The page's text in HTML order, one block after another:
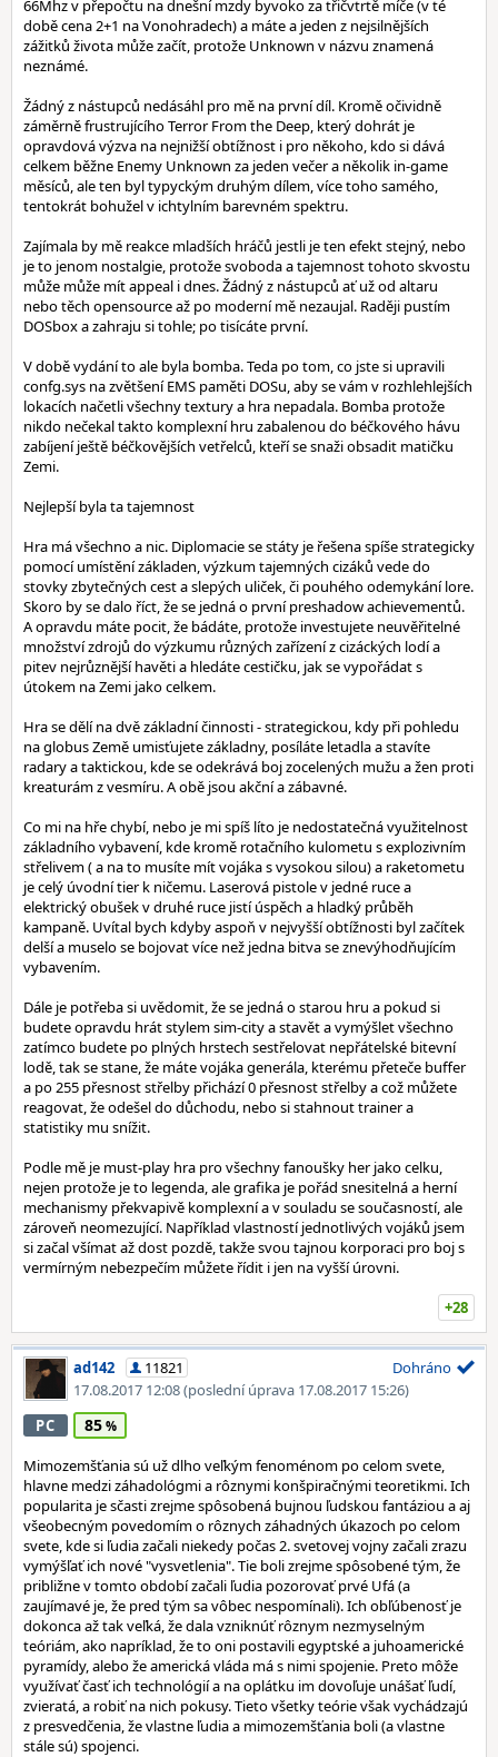
66Mhz v přepočtu na dnešní mzdy byvoko za třičvtrtě míče (v té
době cena 2+1 na Vonohradech) a máte a jeden z nejsilnějších
zážitků života může začít, protože Unknown v názvu znamená
neznámé.
Žádný z nástupců nedásáhl pro mě na první díl. Kromě očividně
záměrně frustrujícího Terror From the Deep, který dohrát je
opravdová výzva na nejnižší obtížnost i pro někoho, kdo si dává
celkem běžne Enemy Unknown za jeden večer a několik in-game
měsíců, ale ten byl typyckým druhým dílem, více toho samého,
tentokrát bohužel v ichtylním barevném spektru.
Zajímala by mě reakce mladších hráčů jestli je ten efekt stejný, nebo
je to jenom nostalgie, protože svoboda a tajemnost tohoto skvostu
může může mít appeal i dnes. Žádný z nástupců ať už od altaru
nebo těch opensource až po moderní mě nezaujal. Raději pustím
DOSbox a zahraju si tohle; po tisícáte první.
V době vydání to ale byla bomba. Teda po tom, co jste si upravili
confg.sys na zvětšení EMS paměti DOSu, aby se vám v rozhlehlejších
lokacích načetli všechny textury a hra nepadala. Bomba protože
nikdo nečekal takto komplexní hru zabalenou do béčkového hávu
zabíjení ještě béčkovějších vetřelců, kteří se snaži obsadit matičku
Zemi.
Nejlepší byla ta tajemnost
Hra má všechno a nic. Diplomacie se státy je řešena spíše strategicky
pomocí umístění základen, výzkum tajemných cizáků vede do
stovky zbytečných cest a slepých uliček, či pouhého odemykání lore.
Skoro by se dalo říct, že se jedná o první preshadow achievementů.
A opravdu máte pocit, že bádáte, protože investujete neuvěřitelné
množství zdrojů do výzkumu různých zařízení z cizáckých lodí a
pitev nejrůznější havěti a hledáte cestičku, jak se vypořádat s
útokem na Zemi jako celkem.
Hra se dělí na dvě základní činnosti - strategickou, kdy při pohledu
na globus Země umisťujete základny, posíláte letadla a stavíte
radary a taktickou, kde se odekrává boj zocelených mužu a žen proti
kreaturám z vesmíru. A obě jsou akční a zábavné.
Co mi na hře chybí, nebo je mi spíš líto je nedostatečná využitelnost
základního vybavení, kde kromě rotačního kulometu s explozivním
střelivem ( a na to musíte mít vojáka s vysokou silou) a raketometu
je celý úvodní tier k ničemu. Laserová pistole v jedné ruce a
elektrický obušek v druhé ruce jistí úspěch a hladký průběh
kampaně. Uvítal bych kdyby aspoň v nejvyšší obtížnosti byl začítek
delší a muselo se bojovat více než jedna bitva se znevýhodňujícím
vybavením.
Dále je potřeba si uvědomit, že se jedná o starou hru a pokud si
budete opravdu hrát stylem sim-city a stavět a vymýšlet všechno
zatímco budete po plných hrstech sestřelovat nepřátelské bitevní
lodě, tak se stane, že máte vojáka generála, kterému přeteče buffer
a po 255 přesnost střelby přichází 0 přesnost střelby a což můžete
reagovat, že odešel do důchodu, nebo si stahnout trainer a
statistiky mu snížit.
Podle mě je must-play hra pro všechny fanoušky her jako celku,
nejen protože je to legenda, ale grafika je pořád snesitelná a herní
mechanismy překvapivě komplexní a v souladu se současností, ale
zároveň neomezující. Například vlastností jednotlivých vojáků jsem
si začal všímat až dost pozdě, takže svou tajnou korporaci pro boj s
vermírným nebezpečím můžete řídit i jen na vyšší úrovni.
+28
ad142
11821
17.08.2017 12:08(poslední úprava 17.08.2017 15:26)
Dohráno
PC 85
Mimozemšťania sú už dlho veľkým fenoménom po celom svete,
hlavne medzi záhadológmi a rôznymi konšpiračnými teoretikmi. Ich
popularita je sčasti zrejme spôsobená bujnou ľudskou fantáziou a aj
všeobecným povedomím o rôznych záhadných úkazoch po celom
svete, kde si ľudia začali niekedy počas 2. svetovej vojny začali zrazu
vymýšľať ich nové "vysvetlenia". Tie boli zrejme spôsobené tým, že
približne v tomto období začali ľudia pozorovať prvé Ufá (a
zaujímavé je, že pred tým sa vôbec nespomínali). Ich obľúbenosť je
dokonca až tak veľká, že dala vzniknúť rôznym nezmyselným
teóriám, ako napríklad, že to oni postavili egyptské a juhoamerické
pyramídy, alebo že americká vláda má s nimi spojenie. Preto môže
využívať časť ich technológií a na oplátku im dovoľuje unášať ľudí,
zvieratá, a robiť na nich pokusy. Tieto všetky teórie však vychádzajú
z presvedčenia, že vlastne ľudia a mimozemšťania boli (a vlastne
stále sú) spojenci.